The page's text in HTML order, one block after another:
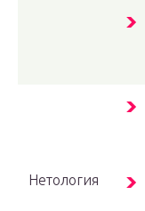
Нетология